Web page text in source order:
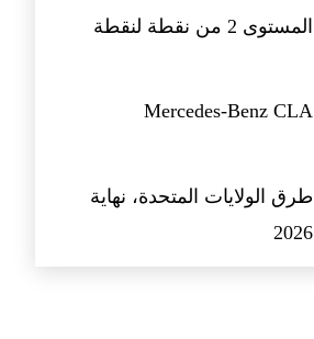
المستوى 2 من نقطة لنقطة
Mercedes-Benz CLA
طرق الولايات المتحدة، نهاية
2026